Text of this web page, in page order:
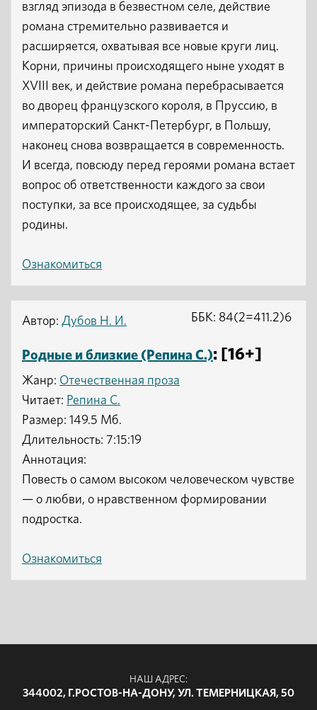
взгляд эпизода в безвестном селе, действие
романа стремительно развивается и
расширяется, охватывая все новые круги лиц.
Корни, причины происходящего ныне уходят в
XVIII век, и действие романа перебрасывается
во дворец французского короля, в Пруссию, в
императорский Санкт-Петербург, в Польшу,
наконец снова возвращается в современность.
И всегда, повсюду перед героями романа встает
вопрос об ответственности каждого за свои
поступки, за все происходящее, за судьбы
родины.
Ознакомиться
Автор: Дубов Н. И.
Родные и близкие (Репина С.): [16+]
Жанр: Отечественная проза
Читает: Репина С.
ББК: 84(2=411.2)6
Размер: 149.5 Мб.
Длительность: 7:15:19
Аннотация:
Повесть о самом высоком человеческом чувстве
— о любви, о нравственном формировании
подростка.
Ознакомиться
НАШ АДРЕС:
344002, Г.РОСТОВ-НА-ДОНУ, УЛ. ТЕМЕРНИЦКАЯ, 50